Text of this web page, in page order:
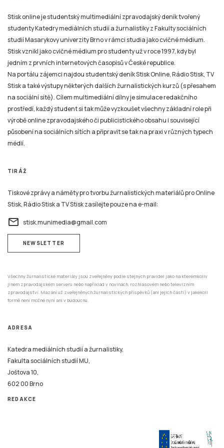
Stisk online je studentský multimediální zpravodajský deník tvořený
studenty Katedry mediálních studií a žurnalistiky z Fakulty sociálních
studií Masarykovy univerzity Brno v rámci studia jako cvičné médium.
Stisk vznikl jako cvičné médium pro studenty už v roce 1997, kdy byl
jedním z prvních internetových časopisů v České republice.
Na portálu zájemci najdou studentský deník Stisk Online, Rádio Stisk, TV
Stisk a také výstupy některých dalších žurnalistických kurzů (s přesahem
na sociální sítě). Cílem multimediální dílny je simulace redakčního
prostředí, každý student si tak může vyzkoušet všechny základní role při
výrobě online zpravodajského či publicistického obsahu i související
působení na sociálních sítích a připravit se tak na praxi v různých typech
médií.
TIRÁŽ
Tiskové zprávy a náměty pro tvorbu žurnalistických materiálů pro Online
Stisk, Rádio Stisk a TV Stisk zasílejte pouze na e-mail:
email stisk.munimedia@gmail.com
NEWSLETTER
Všechny žurnalistické materiály jsou zveřejněny podle stejných pravidel jako na kterémkoliv
jiném zpravodajském serveru nebo například v novinách, rozhlasovém nebo televizním
zpravodajství. Mazání už zveřejněných žurnalistických příspěvků (ani jejich částí) v jakékoli
formě není možné nyní ani v budoucnu.
ADRESA
Katedra mediálních studií a žurnalistiky,
Fakulta sociálních studií MU,
Joštova 10,
602 00 Brno
REDAKCE